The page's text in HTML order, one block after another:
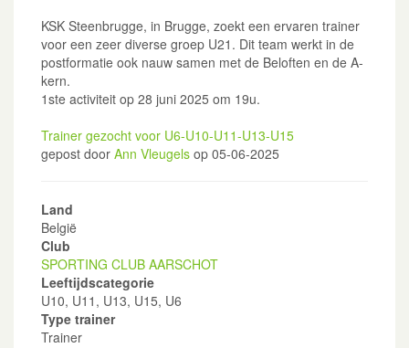
KSK Steenbrugge, in Brugge, zoekt een ervaren trainer
voor een zeer diverse groep U21. Dit team werkt in de
postformatie ook nauw samen met de Beloften en de A-
kern.
1ste activiteit op 28 juni 2025 om 19u.
Trainer gezocht voor U6-U10-U11-U13-U15
gepost door Ann Vleugels op 05-06-2025
Land
België
Club
SPORTING CLUB AARSCHOT
Leeftijdscategorie
U10, U11, U13, U15, U6
Type trainer
Trainer